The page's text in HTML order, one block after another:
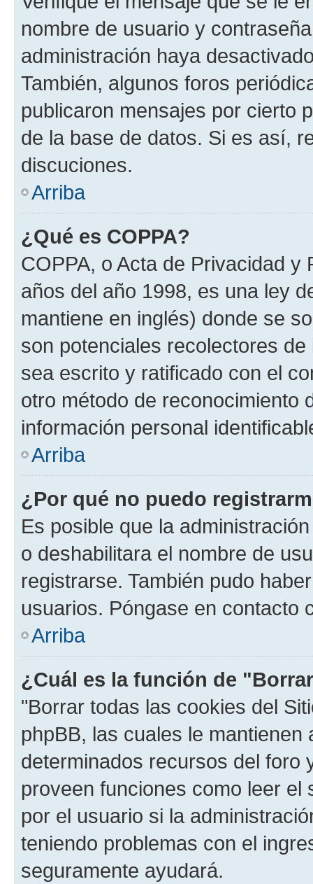
nombre de usuario y
administración haya
También, algunos foros
publicaron mensajes por cierto
de la base de datos. Si es así,
discuciones.
Arriba
¿Qué es COPPA?
COPPA, o Acta de Privacidad
años del año 1998, es una ley
mantiene en inglés) donde se
son potenciales recolectores
sea escrito y ratificado con el
otro método de reconocimiento
información personal
Arriba
¿Por qué no puedo
Es posible que la
o deshabilitara el nombre de
registrarse. También pudo
usuarios. Póngase en contacto
Arriba
¿Cuál es la función de
"Borrar todas las cookies del
phpBB, las cuales le
determinados recursos del foro
proveen funciones como leer el
por el usuario si la
teniendo problemas con el
seguramente ayudará.